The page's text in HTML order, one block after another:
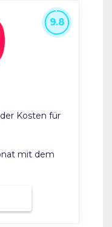
Kosten für
mit dem
9.8